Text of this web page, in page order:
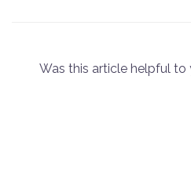
Was this article helpful to